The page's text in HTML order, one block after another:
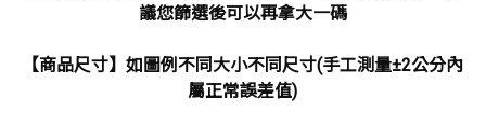
議您篩選後可以再拿大一碼
【商品尺寸】如圖例不同大小不同尺寸(手工測量±2公分內
屬正常誤差值)